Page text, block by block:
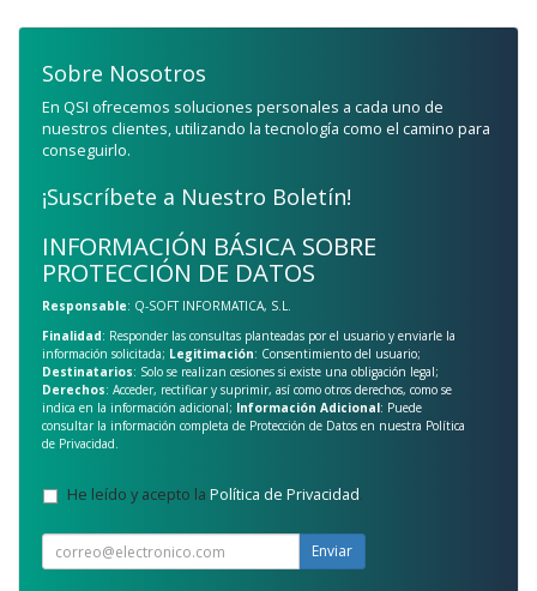
Sobre Nosotros
En QSI ofrecemos soluciones personales a cada uno de
nuestros clientes, utilizando la tecnología como el camino para
conseguirlo.
¡Suscríbete a Nuestro Boletín!
INFORMACIÓN BÁSICA SOBRE
PROTECCIÓN DE DATOS
Responsable: Q-SOFT INFORMATICA, S.L.
Finalidad: Responder las consultas planteadas por el usuario y enviarle la
información solicitada; Legitimación: Consentimiento del usuario;
Destinatarios: Solo se realizan cesiones si existe una obligación legal;
Derechos: Acceder, rectificar y suprimir, así como otros derechos, como se
indica en la información adicional; Información Adicional: Puede
consultar la información completa de Protección de Datos en nuestra Política
de Privacidad.
He leído y acepto la Política de Privacidad.
Enviar